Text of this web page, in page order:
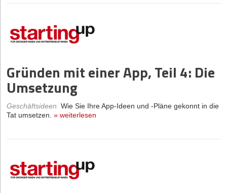
Gründen mit einer App, Teil 4: Die
Umsetzung
Geschäftsideen: Wie Sie Ihre App-Ideen und -Pläne gekonnt in die
Tat umsetzen. » weiterlesen